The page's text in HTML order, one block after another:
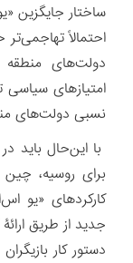
ساختار جایگزین
احتمالاً
دولت‌های
امتیازهای
نسبی دولت‌های
با این‌حال باید
برای روسیه،
کارکردهای «یو
جدید از طریق
دستور کار